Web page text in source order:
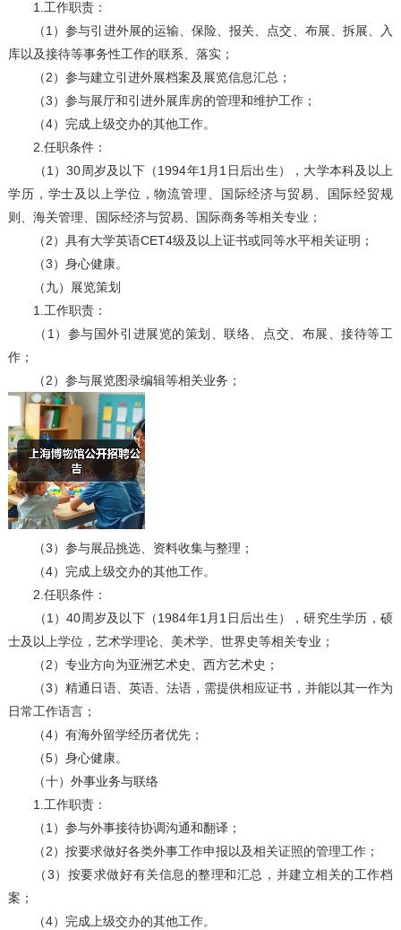
1.工作职责：
（1）参与引进外展的运输、保险、报关、点交、布展、拆展、入
库以及接待等事务性工作的联系、落实；
（2）参与建立引进外展档案及展览信息汇总；
（3）参与展厅和引进外展库房的管理和维护工作；
（4）完成上级交办的其他工作。
2.任职条件：
（1）30周岁及以下（1994年1月1日后出生），大学本科及以上
学历，学士及以上学位，物流管理、国际经济与贸易、国际经贸规
则、海关管理、国际经济与贸易、国际商务等相关专业；
（2）具有大学英语CET4级及以上证书或同等水平相关证明；
（3）身心健康。
（九）展览策划
1.工作职责：
（1）参与国外引进展览的策划、联络、点交、布展、接待等工
作；
（2）参与展览图录编辑等相关业务；
（3）参与展品挑选、资料收集与整理；
（4）完成上级交办的其他工作。
2.任职条件：
（1）40周岁及以下（1984年1月1日后出生），研究生学历，硕
士及以上学位，艺术学理论、美术学、世界史等相关专业；
（2）专业方向为亚洲艺术史、西方艺术史；
（3）精通日语、英语、法语，需提供相应证书，并能以其一作为
日常工作语言；
（4）有海外留学经历者优先；
（5）身心健康。
（十）外事业务与联络
1.工作职责：
（1）参与外事接待协调沟通和翻译；
（2）按要求做好各类外事工作申报以及相关证照的管理工作；
（3）按要求做好有关信息的整理和汇总，并建立相关的工作档
案；
（4）完成上级交办的其他工作。